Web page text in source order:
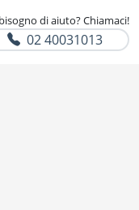
di aiuto? Chiamaci!
02 40031013